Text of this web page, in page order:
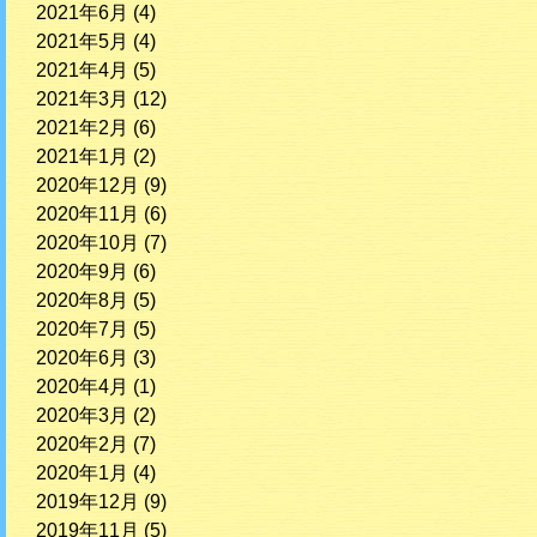
2021年6月 (4)
2021年5月 (4)
2021年4月 (5)
2021年3月 (12)
2021年2月 (6)
2021年1月 (2)
2020年12月 (9)
2020年11月 (6)
2020年10月 (7)
2020年9月 (6)
2020年8月 (5)
2020年7月 (5)
2020年6月 (3)
2020年4月 (1)
2020年3月 (2)
2020年2月 (7)
2020年1月 (4)
2019年12月 (9)
2019年11月 (5)